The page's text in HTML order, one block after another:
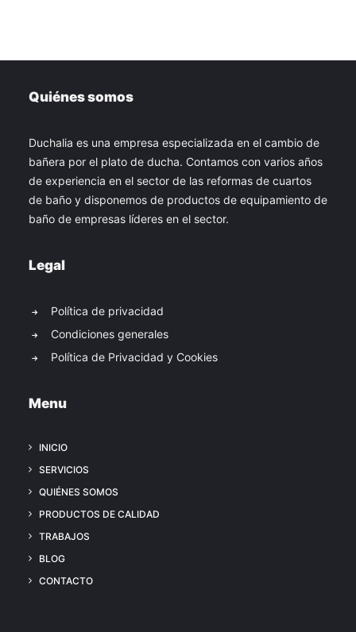
Quiénes somos
Duchalia es una empresa especializada en el cambio de
bañera por el plato de ducha. Contamos con varios años
de experiencia en el sector de las reformas de cuartos
de baño y disponemos de productos de equipamiento de
baño de empresas líderes en el sector.
Legal
Política de privacidad
Condiciones generales
Política de Privacidad y Cookies
Menu
INICIO
SERVICIOS
QUIÉNES SOMOS
PRODUCTOS DE CALIDAD
TRABAJOS
BLOG
CONTACTO